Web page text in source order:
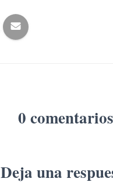
0 comentarios
Deja una